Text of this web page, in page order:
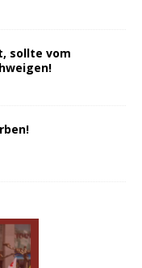
sollte vom